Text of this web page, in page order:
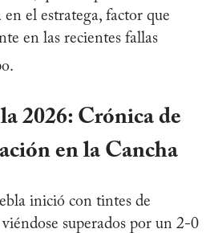
el estratega, factor que
en las recientes fallas
.
2026: Crónica de
en la Cancha
inició con tintes de
superados por un 2-0